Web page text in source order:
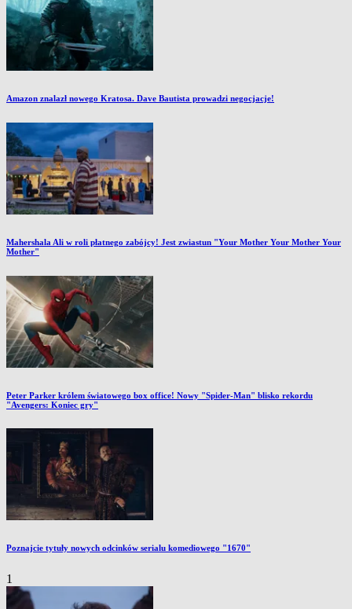
Amazon znalazł nowego Kratosa. Dave Bautista prowadzi negocjacje!
Mahershala Ali w roli płatnego zabójcy! Jest zwiastun "Your Mother Your Mother Your
Mother"
Peter Parker królem światowego box office! Nowy "Spider-Man" blisko rekordu
"Avengers: Koniec gry"
Poznajcie tytuły nowych odcinków serialu komediowego "1670"
1